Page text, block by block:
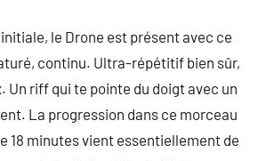
le Drone est présent avec ce
continu. Ultra-répétitif bien sûr,
Un riff qui te pointe du doigt avec un
La progression dans ce morceau
18 minutes vient essentiellement de